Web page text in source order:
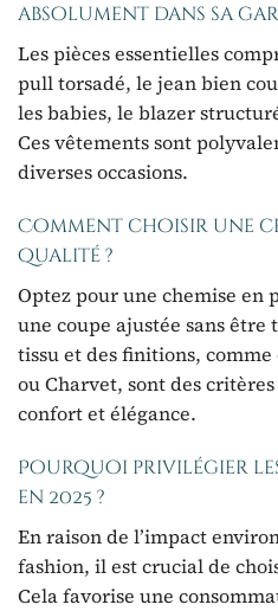
absolument dans sa
Les pièces essentielles
pull torsadé, le jean bien
les babies, le blazer
Ces vêtements sont
diverses occasions.
Comment choisir une
qualité ?
Optez pour une chemise en
une coupe ajustée sans
tissu et des finitions,
ou Charvet, sont des
confort et élégance.
Pourquoi privilégier
en 2025 ?
En raison de l’impact
fashion, il est crucial de
Cela favorise une